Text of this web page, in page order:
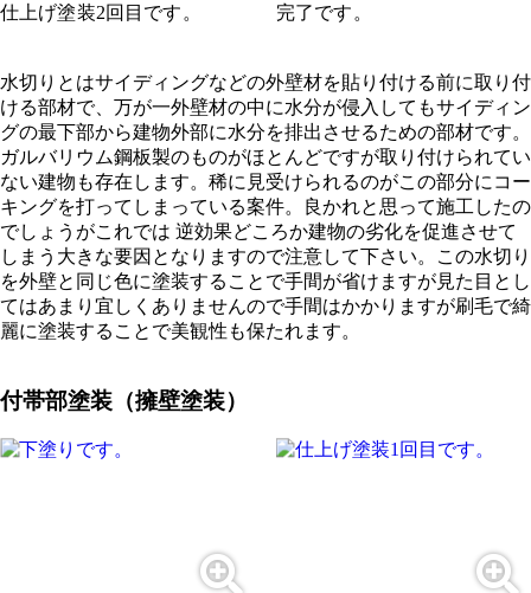
仕上げ塗装2回目です。 完了です。
水切りとはサイディングなどの外壁材を貼り付ける前に取り付
ける部材で、万が一外壁材の中に水分が侵入してもサイディン
グの最下部から建物外部に水分を排出させるための部材です。
ガルバリウム鋼板製のものがほとんどですが取り付けられてい
ない建物も存在します。稀に見受けられるのがこの部分にコー
キングを打ってしまっている案件。良かれと思って施工したの
でしょうがこれでは 逆効果どころか建物の劣化を促進させて
しまう大きな要因となりますので注意して下さい。この水切り
を外壁と同じ色に塗装することで手間が省けますが見た目とし
てはあまり宜しくありませんので手間はかかりますが刷毛で綺
麗に塗装することで美観性も保たれます。
付帯部塗装（擁壁塗装）